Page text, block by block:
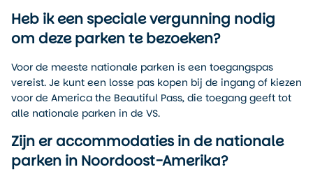
Heb ik een speciale vergunning nodig
om deze parken te bezoeken?
Voor de meeste nationale parken is een toegangspas
vereist. Je kunt een losse pas kopen bij de ingang of kiezen
voor de America the Beautiful Pass, die toegang geeft tot
alle nationale parken in de VS.
Zijn er accommodaties in de nationale
parken in Noordoost-Amerika?